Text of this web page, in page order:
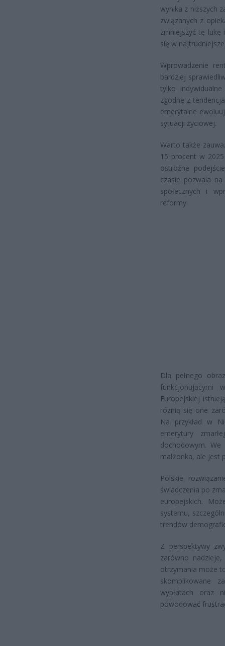
wynika z niższych
związanych z
zmniejszyć tę lukę
się w
Wprowadzenie
bardziej
tylko
zgodne z
emerytalne
sytuacji życiowej.
Warto także
15 procent w
ostrożne
czasie pozwala
społecznych i
reformy.
Dla pełnego
funkcjonującymi
Europejskiej
różnią się one
Na przykład w
emerytury
dochodowym.
małżonka, ale jest
Polskie
świadczenia po
europejskich.
systemu,
trendów
Z perspektywy
zarówno
otrzymania może
skomplikowane
wypłatach oraz
powodować